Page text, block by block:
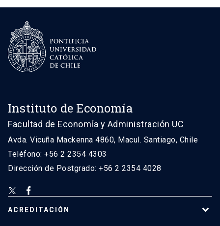
Instituto de Economía
Facultad de Economía y Administración UC
Avda. Vicuña Mackenna 4860, Macul. Santiago, Chile
Teléfono: +56 2 2354 4303
Dirección de Postgrado: +56 2 2354 4028
ACREDITACIÓN